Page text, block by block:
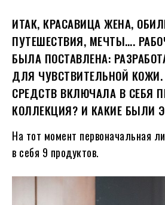
ИТАК, КРАСАВИЦА ЖЕНА,
ПУТЕШЕСТВИЯ, МЕЧТЫ….
БЫЛА ПОСТАВЛЕНА:
ДЛЯ ЧУВСТВИТЕЛЬНОЙ
СРЕДСТВ ВКЛЮЧАЛА В СЕБЯ
КОЛЛЕКЦИЯ? И КАКИЕ БЫЛИ
На тот момент первоначальная
в себя 9 продуктов.